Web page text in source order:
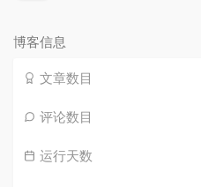
博客信息
文章数目
评论数目
运行天数